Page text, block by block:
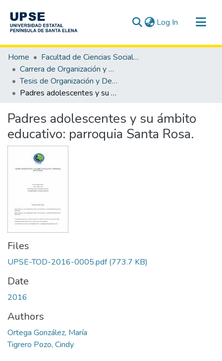
Log In (current)
Communities & Collections
All of DSpace
Statistics
Home
Facultad de Ciencias Sociales y de la Salud
Carrera de Organización y Desarrollo Comunitario
Tesis de Organización y Desarrollo Comunitario
Padres adolescentes y su ámbito educativo: parroquia Santa Rosa.
Padres adolescentes y su ámbito
educativo: parroquia Santa Rosa.
Files
UPSE-TOD-2016-0005.pdf(773.7 KB)
Date
2016
Authors
Ortega González, María
Tigrero Pozo, Cindy